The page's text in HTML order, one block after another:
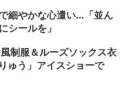
細やかな心遣い...「並ん
シールを」
制服＆ルーズソックス衣
ゅう」アイスショーで